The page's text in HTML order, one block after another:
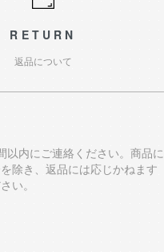
RETURN
返品について
以内にご連絡ください。商品に
除き、返品には応じかねます
い。